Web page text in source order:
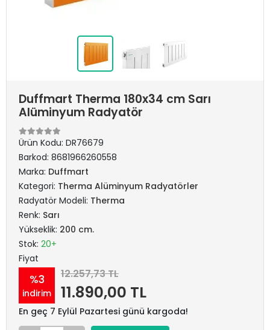
Duffmart Therma 180x34 cm Sarı
Alüminyum Radyatör
Ürün Kodu: DR76679
Barkod: 8681966260558
Marka: Duffmart
Kategori: Therma Alüminyum Radyatörler
Radyatör Modeli: Therma
Renk: Sarı
Yükseklik: 200 cm.
Stok: 20+
Fiyat
%3
indirim
12.257,73 TL
11.890,00 TL
En geç 7 Eylül Pazartesi günü kargoda!